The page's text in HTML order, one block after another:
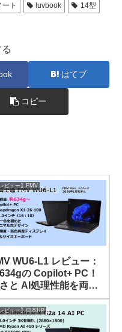
ト luvbook
14型
はてブ
コピー
レビュー】FMV
WU6-L1 レビュー：
の Copilot+ PC！
と AI処理性能を両立
14型モバイルノート
レビュー】日本HP